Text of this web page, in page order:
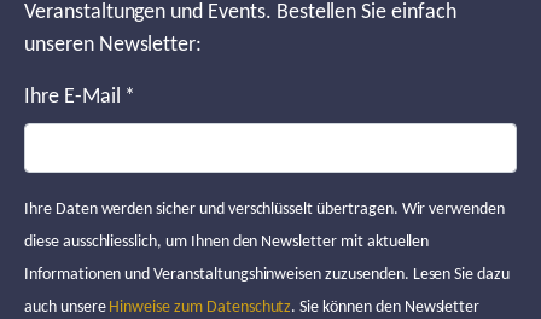
Veranstaltungen und Events. Bestellen Sie einfach
unseren Newsletter:
Ihre E-Mail *
Ihre Daten werden sicher und verschlüsselt übertragen. Wir verwenden
diese ausschliesslich, um Ihnen den Newsletter mit aktuellen
Informationen und Veranstaltungshinweisen zuzusenden. Lesen Sie dazu
auch unsere Hinweise zum Datenschutz. Sie können den Newsletter